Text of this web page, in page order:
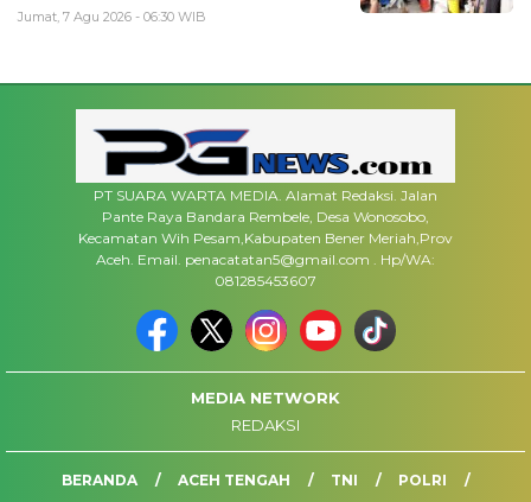
Jumat, 7 Agu 2026 - 06:30 WIB
PT SUARA WARTA MEDIA. Alamat Redaksi. Jalan
Pante Raya Bandara Rembele, Desa Wonosobo,
Kecamatan Wih Pesam,Kabupaten Bener Meriah,Prov
Aceh. Email. penacatatan5@gmail.com . Hp/WA:
081285453607
MEDIA NETWORK
REDAKSI
BERANDA ACEH TENGAH TNI
POLRI